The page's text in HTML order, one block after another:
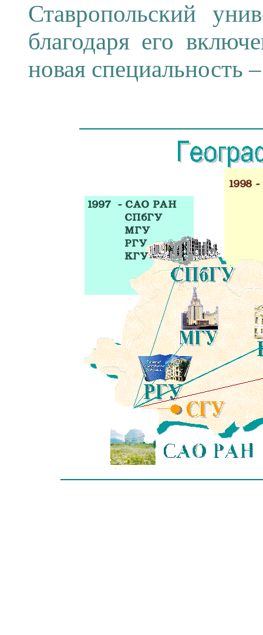
Ставропольский
благодаря его
новая специальность